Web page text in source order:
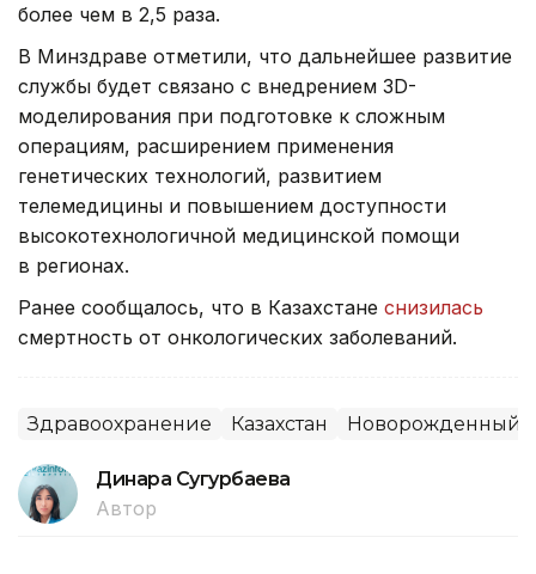
более чем в 2,5 раза.
В Минздраве отметили, что дальнейшее развитие
службы будет связано с внедрением 3D-
моделирования при подготовке к сложным
операциям, расширением применения
генетических технологий, развитием
телемедицины и повышением доступности
высокотехнологичной медицинской помощи
в регионах.
Ранее сообщалось, что в Казахстане снизилась
смертность от онкологических заболеваний.
Здравоохранение Казахстан Новорожденный
Динара Сугурбаева
Автор